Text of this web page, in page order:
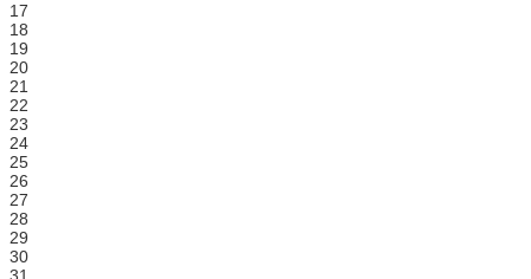
17
18
19
20
21
22
23
24
25
26
27
28
29
30